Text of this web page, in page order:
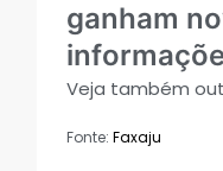
ganham
Veja também
Fonte:Faxaju